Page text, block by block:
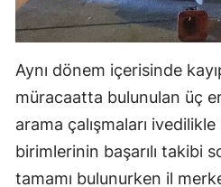
Aynı dönem içerisinde
müracaatta bulunulan üç
arama çalışmaları
birimlerinin başarılı takibi
tamamı bulunurken il